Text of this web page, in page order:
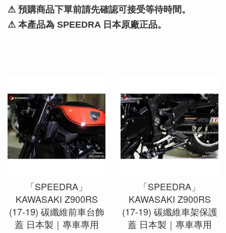
⚠ 預購商品下單前請先確認可接受等待時間。
⚠ 本產品為 SPEEDRA 日本原廠正品。
「SPEEDRA」
KAWASAKI Z900RS
(17-19) 碳纖維前車台飾
蓋 日本製｜專車專用
「SPEEDRA」
KAWASAKI Z900RS
(17-19) 碳纖維車架保護
蓋 日本製｜專車專用